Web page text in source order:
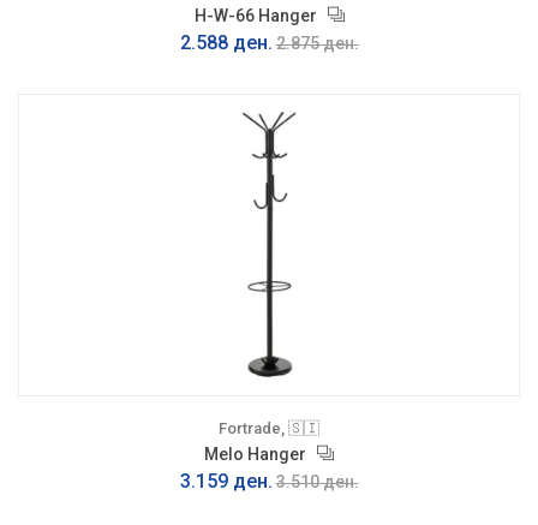
H-W-66 Hanger
2.588 ден. 2.875 ден.
Fortrade, 🇸🇮
Melo Hanger
3.159 ден. 3.510 ден.